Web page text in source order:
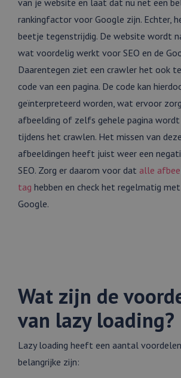
van je website en laat dat nu net een
rankingfactor voor Google zijn. Echter,
beetje tegenstrijdig. De website wordt
wat voordelig werkt voor SEO en de
Daarentegen ziet een crawler het ook
code van een pagina. De code kan
geïnterpreteerd worden, wat ervoor
afbeelding of zelfs gehele pagina wordt
tijdens het crawlen. Het missen van deze
afbeeldingen heeft juist weer een
SEO. Zorg er daarom voor dat alle
tag hebben en check het regelmatig
Google.
Wat zijn de
van lazy loading?
Lazy loading heeft een aantal
belangrijke zijn: